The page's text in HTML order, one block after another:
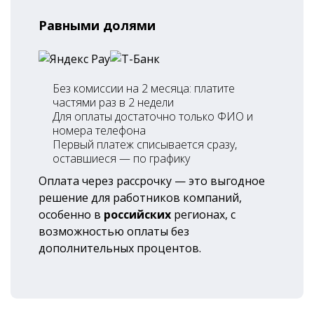
Равными долями
Без комиссии на 2 месяца: платите
частями раз в 2 недели
Для оплаты достаточно только ФИО и
номера телефона
Первый платеж списывается сразу,
оставшиеся — по графику
Оплата через рассрочку — это выгодное
решение для работников компаний,
особенно в российских регионах, с
возможностью оплаты без
дополнительных процентов.